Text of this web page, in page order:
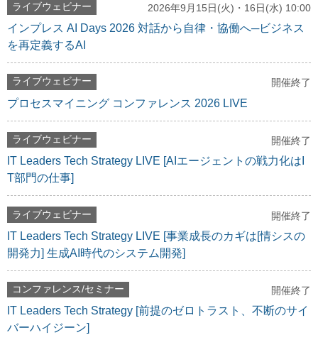
ライブウェビナー 2026年9月15日(火)・16日(水) 10:00
インプレス AI Days 2026 対話から自律・協働へ─ビジネス
を再定義するAI
ライブウェビナー 開催終了
プロセスマイニング コンファレンス 2026 LIVE
ライブウェビナー 開催終了
IT Leaders Tech Strategy LIVE [AIエージェントの戦力化はI
T部門の仕事]
ライブウェビナー 開催終了
IT Leaders Tech Strategy LIVE [事業成長のカギは[情シスの
開発力] 生成AI時代のシステム開発]
コンファレンス/セミナー 開催終了
IT Leaders Tech Strategy [前提のゼロトラスト、不断のサイ
バーハイジーン]